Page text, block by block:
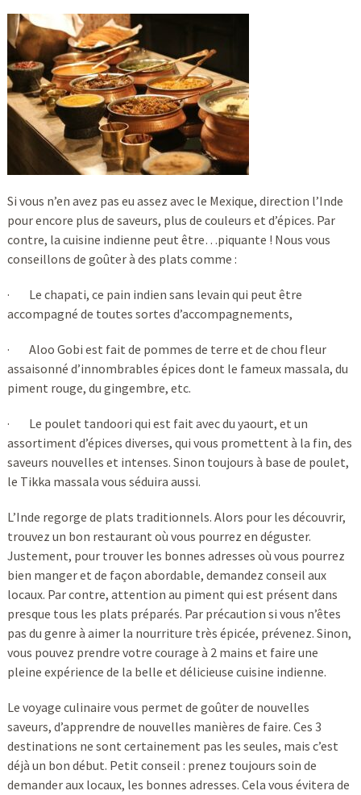
Si vous n’en avez pas eu assez avec le Mexique, direction l’Inde
pour encore plus de saveurs, plus de couleurs et d’épices. Par
contre, la cuisine indienne peut être…piquante ! Nous vous
conseillons de goûter à des plats comme :
· Le chapati, ce pain indien sans levain qui peut être
accompagné de toutes sortes d’accompagnements,
· Aloo Gobi est fait de pommes de terre et de chou fleur
assaisonné d’innombrables épices dont le fameux massala, du
piment rouge, du gingembre, etc.
· Le poulet tandoori qui est fait avec du yaourt, et un
assortiment d’épices diverses, qui vous promettent à la fin, des
saveurs nouvelles et intenses. Sinon toujours à base de poulet,
le Tikka massala vous séduira aussi.
L’Inde regorge de plats traditionnels. Alors pour les découvrir,
trouvez un bon restaurant où vous pourrez en déguster.
Justement, pour trouver les bonnes adresses où vous pourrez
bien manger et de façon abordable, demandez conseil aux
locaux. Par contre, attention au piment qui est présent dans
presque tous les plats préparés. Par précaution si vous n’êtes
pas du genre à aimer la nourriture très épicée, prévenez. Sinon,
vous pouvez prendre votre courage à 2 mains et faire une
pleine expérience de la belle et délicieuse cuisine indienne.
Le voyage culinaire vous permet de goûter de nouvelles
saveurs, d’apprendre de nouvelles manières de faire. Ces 3
destinations ne sont certainement pas les seules, mais c’est
déjà un bon début. Petit conseil : prenez toujours soin de
demander aux locaux, les bonnes adresses. Cela vous évitera de